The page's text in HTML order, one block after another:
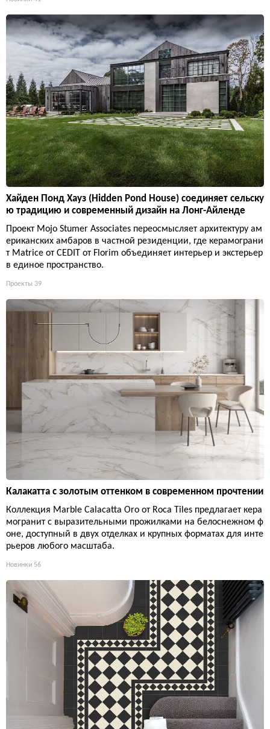
Хайден Понд Хауз (Hidden Pond House) соединяет сельску
ю традицию и современный дизайн на Лонг-Айленде
Проект Mojo Stumer Associates переосмысляет архитектуру ам
ериканских амбаров в частной резиденции, где керамограни
т Matrice от CEDIT от Florim объединяет интерьер и экстерьер
в единое пространство.
Проекты 39
Калакатта с золотым оттенком в современном прочтении
Коллекция Marble Calacatta Oro от Roca Tiles предлагает кера
могранит с выразительными прожилками на белоснежном ф
оне, доступный в двух отделках и крупных форматах для инте
рьеров любого масштаба.
Новинки 56